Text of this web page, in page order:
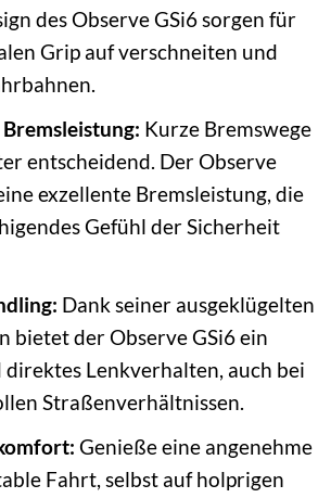
des Observe GSi6 sorgen für
Grip auf verschneiten und
Kurze Bremswege
entscheidend. Der Observe
exzellente Bremsleistung, die
Gefühl der Sicherheit
Dank seiner ausgeklügelten
bietet der Observe GSi6 ein
direktes Lenkverhalten, auch bei
Straßenverhältnissen.
Genieße eine angenehme
Fahrt, selbst auf holprigen